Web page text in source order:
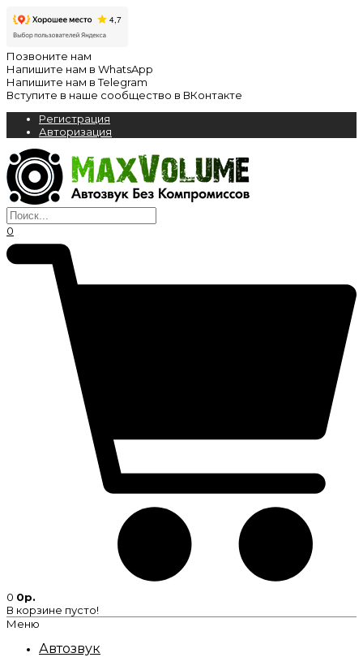
Позвоните нам
Напишите нам в WhatsApp
Напишите нам в Telegram
Вступите в наше сообщество в ВКонтакте
Регистрация
Авторизация
0
0 0р.
В корзине пусто!
Меню
Автозвук